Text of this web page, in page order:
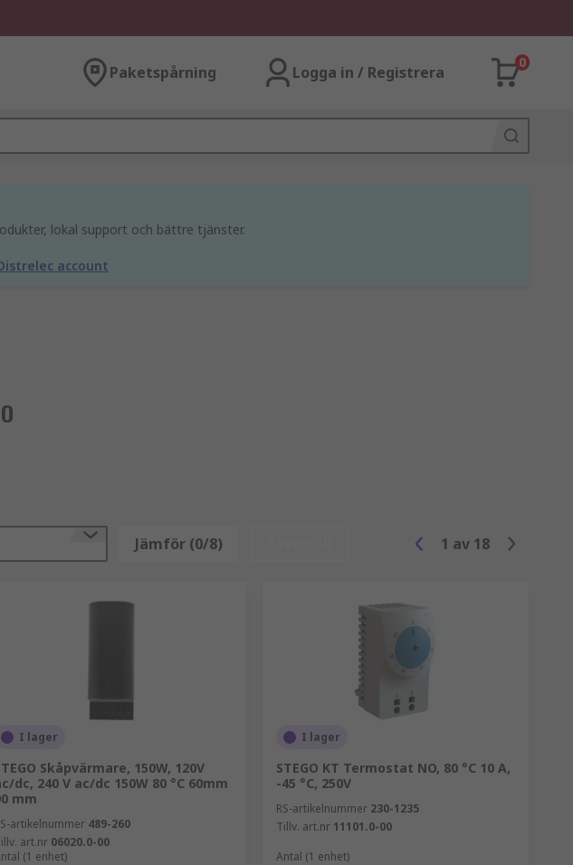
Paketspårning Logga in / Registrera
0
lokal support och bättre tjänster.
account
Jämför (0/8) 1 av 18
I lager
Skåpvärmare, 150W, 120V
dc, 240 V ac/dc 150W 80 °C 60mm
mm
artikelnummer 489-260
art.nr 06020.0-00
(1 enhet)
I lager
STEGO KT Termostat NO, 80 °C 10 A,
-45 °C, 250V
RS-artikelnummer 230-1235
Tillv. art.nr 11101.0-00
Antal (1 enhet)